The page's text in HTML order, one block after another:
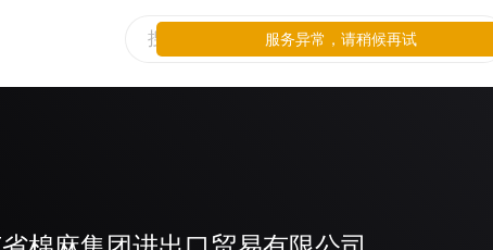
服务异常，请稍候再试